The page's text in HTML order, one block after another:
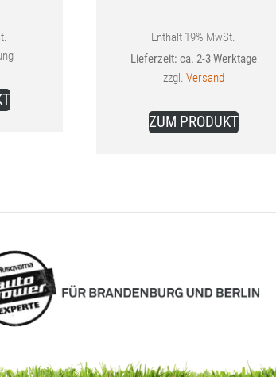
€
Enthält 19% MwSt.
Lieferzeit: ca. 2-3 Werktage
zzgl. Versand
ZUM PRODUKT